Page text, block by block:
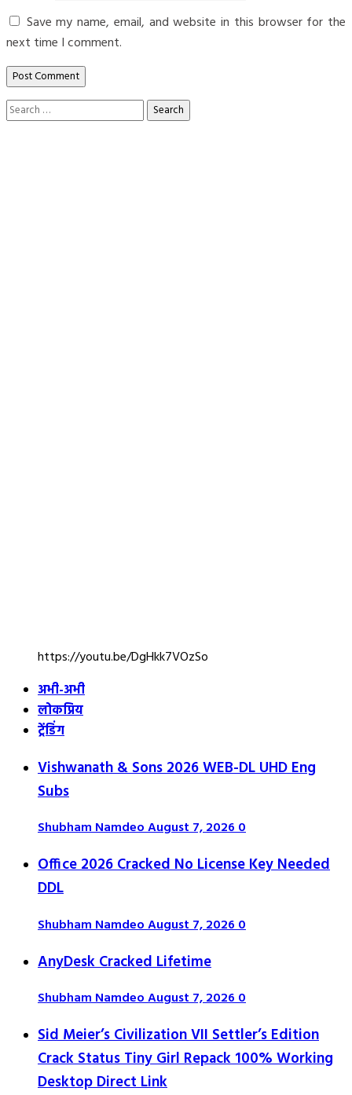
Save my name, email, and website in this browser for the
next time I comment.
Search
https://youtu.be/DgHkk7VOzSo
अभी-अभी
लोकप्रिय
ट्रेंडिंग
Vishwanath & Sons 2026 WEB-DL UHD Eng
Subs
Shubham NamdeoAugust 7, 20260
Office 2026 Cracked No License Key Needed
DDL
Shubham NamdeoAugust 7, 20260
AnyDesk Cracked Lifetime
Shubham NamdeoAugust 7, 20260
Sid Meier’s Civilization VII Settler’s Edition
Crack Status Tiny Girl Repack 100% Working
Desktop Direct Link